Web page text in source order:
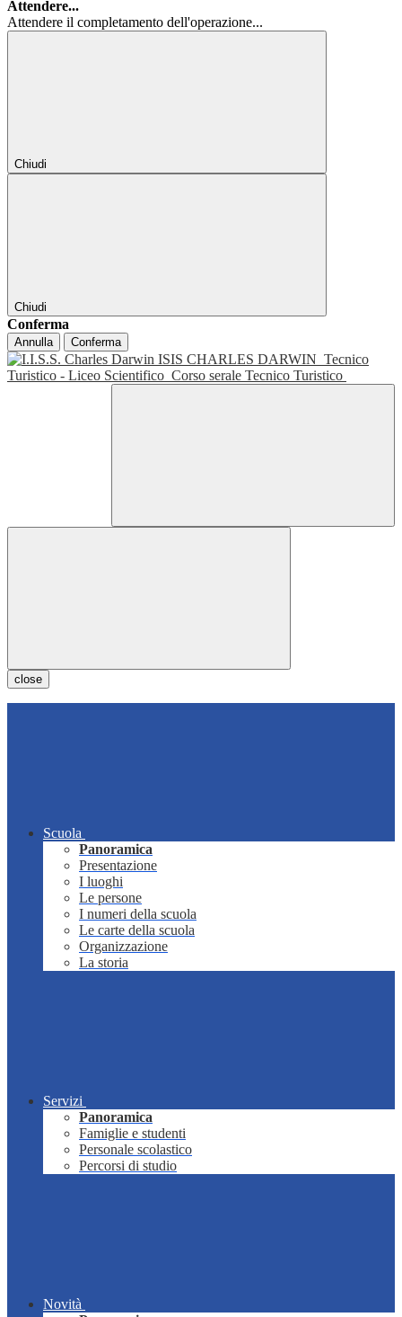
Attendere...
Attendere il completamento dell'operazione...
Chiudi
Chiudi
Conferma
Annulla Conferma
ISIS CHARLES DARWIN Tecnico
Turistico - Liceo Scientifico Corso serale Tecnico Turistico
close
Scuola
Panoramica
Presentazione
I luoghi
Le persone
I numeri della scuola
Le carte della scuola
Organizzazione
La storia
Servizi
Panoramica
Famiglie e studenti
Personale scolastico
Percorsi di studio
Novità